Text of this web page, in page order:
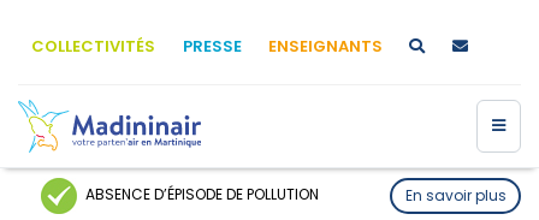
COLLECTIVITÉS PRESSE ENSEIGNANTS
ABSENCE D’ÉPISODE DE POLLUTION En savoir plus